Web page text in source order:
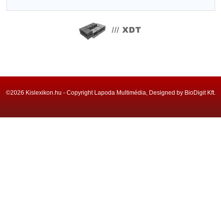
©2026 Kislexikon.hu - Copyright Lapoda Multimédia, Designed by BioDigit Kft.